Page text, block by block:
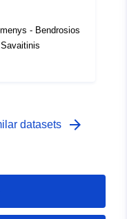
- Bendrosios
datasets arrow_forward